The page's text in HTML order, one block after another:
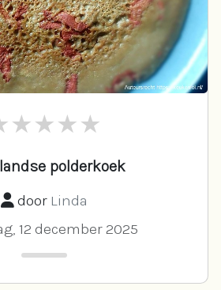
polderkoek
door Linda
12 december 2025